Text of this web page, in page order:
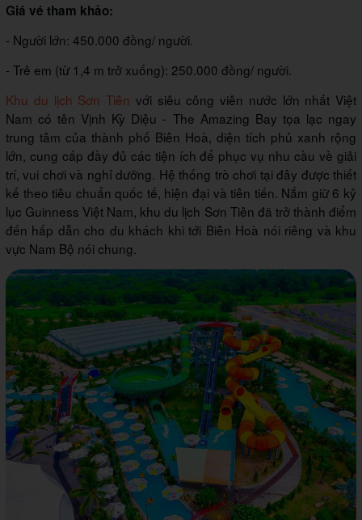
Giá vé tham khảo:
- Người lớn: 450.000 đồng/ người.
- Trẻ em (từ 1,4 m trở xuống): 250.000 đồng/ người.
Khu du lịch Sơn Tiên với siêu công viên nước lớn nhất Việt
Nam có tên Vịnh Kỳ Diệu - The Amazing Bay tọa lạc ngay
trung tâm của thành phố Biên Hoà, diện tích phủ xanh rộng
lớn, cung cấp đầy đủ các tiện ích để phục vụ nhu cầu về giải
trí, vui chơi và nghỉ dưỡng. Hệ thống trò chơi tại đây được thiết
kế theo tiêu chuẩn quốc tế, hiện đại và tiên tiến. Nắm giữ 6 kỷ
lục Guinness Việt Nam, khu du lịch Sơn Tiên đã trở thành điểm
đến hấp dẫn cho du khách khi tới Biên Hoà nói riêng và khu
vực Nam Bộ nói chung.